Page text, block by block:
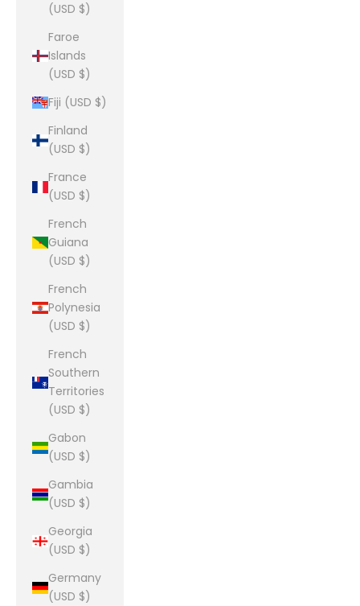
(USD $)
Faroe
Islands
(USD $)
Fiji (USD $)
Finland
(USD $)
France
(USD $)
French
Guiana
(USD $)
French
Polynesia
(USD $)
French
Southern
Territories
(USD $)
Gabon
(USD $)
Gambia
(USD $)
Georgia
(USD $)
Germany
(USD $)